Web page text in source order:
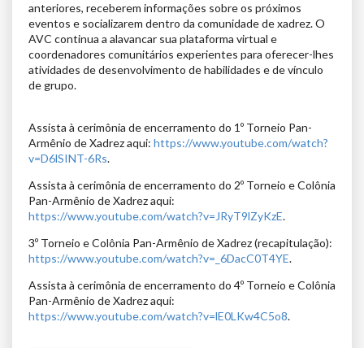
anteriores, receberem informações sobre os próximos
eventos e socializarem dentro da comunidade de xadrez. O
AVC continua a alavancar sua plataforma virtual e
coordenadores comunitários experientes para oferecer-lhes
atividades de desenvolvimento de habilidades e de vínculo
de grupo.
Assista à cerimônia de encerramento do 1º Torneio Pan-
Armênio de Xadrez aqui: https://www.youtube.com/watch?
v=D6lSINT-6Rs.
Assista à cerimônia de encerramento do 2º Torneio e Colônia
Pan-Armênio de Xadrez aqui:
https://www.youtube.com/watch?v=JRyT9lZyKzE.
3º Torneio e Colônia Pan-Armênio de Xadrez (recapitulação):
https://www.youtube.com/watch?v=_6DacC0T4YE.
Assista à cerimônia de encerramento do 4º Torneio e Colônia
Pan-Armênio de Xadrez aqui:
https://www.youtube.com/watch?v=lE0LKw4C5o8.